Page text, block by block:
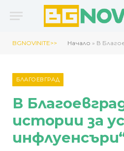
BGNOVINITE>> Начало » В
БЛАГОЕВГРАД
В
истории за